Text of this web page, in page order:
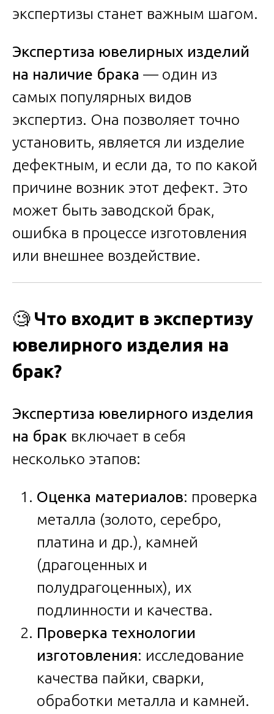
экспертизы станет важным шагом.
Экспертиза ювелирных изделий
на наличие брака — один из
самых популярных видов
экспертиз. Она позволяет точно
установить, является ли изделие
дефектным, и если да, то по какой
причине возник этот дефект. Это
может быть заводской брак,
ошибка в процессе изготовления
или внешнее воздействие.
🧐 Что входит в экспертизу
ювелирного изделия на
брак?
Экспертиза ювелирного изделия
на брак включает в себя
несколько этапов:
Оценка материалов: проверка
металла (золото, серебро,
платина и др.), камней
(драгоценных и
полудрагоценных), их
подлинности и качества.
Проверка технологии
изготовления: исследование
качества пайки, сварки,
обработки металла и камней.